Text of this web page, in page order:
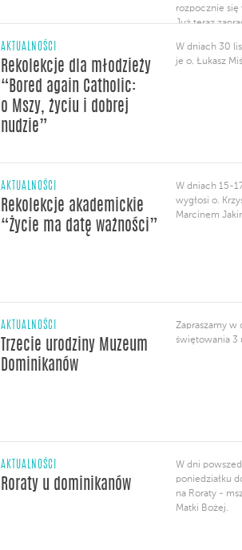
rozpocznie się
Już teraz
wygłosi w
grudnia. O
AKTUALNOŚCI
Rekolekcje dla młodzieży
“Bored again Catholic:
o Mszy, życiu i dobrej
nudzie”
W dniach 30
je o. Łukasz
AKTUALNOŚCI
Rekolekcje akademickie
“Życie ma datę ważności”
W dniach 15-
wygłosi o.
Marcinem
AKTUALNOŚCI
Trzecie urodziny Muzeum
Dominikanów
Zapraszamy w
świętowania 3
AKTUALNOŚCI
Roraty u dominikanów
W dni
poniedziałku
na Roraty -
Matki Bożej.